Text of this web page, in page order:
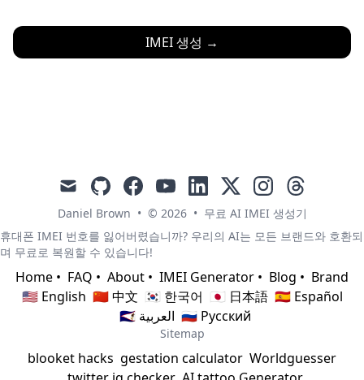
IMEI 생성 →
mail githubfacebookyoutubelinkedin
x instagramthreads
Daniel Brown • © 2026 • 무료 AI IMEI 생성기
휴대폰 IMEI 번호를 잃어버렸습니까? 우리의 AI는 모든 브랜드와 호환되
며 무료로 복원할 수 있습니다!
Home • FAQ • About • IMEI Generator • Blog • Brand
🇺🇸 English 🇨🇳 中文 🇰🇷 한국어 🇯🇵 日本語 🇪🇸 Español
🇸🇦 العربية 🇷🇺 Русский
Sitemap
blooket hacks gestation calculator Worldguesser